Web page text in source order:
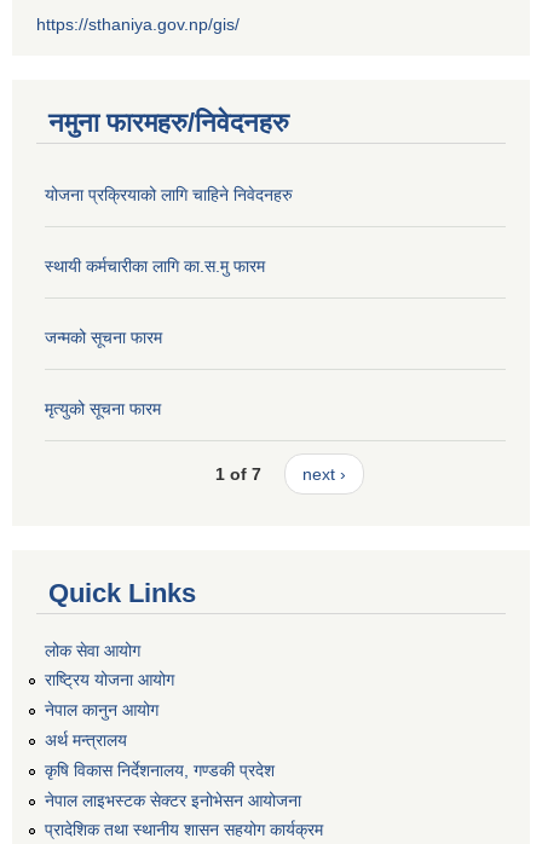
https://sthaniya.gov.np/gis/
नमुना फारमहरु/निवेदनहरु
योजना प्रक्रियाको लागि चाहिने निवेदनहरु
स्थायी कर्मचारीका लागि का.स.मु फारम
जन्मको सूचना फारम
मृत्युको सूचना फारम
1 of 7 next ›
Quick Links
लोक सेवा आयोग
राष्ट्रिय योजना आयोग
नेपाल कानुन आयोग
अर्थ मन्त्रालय
कृषि विकास निर्देशनालय, गण्डकी प्रदेश
नेपाल लाइभस्टक सेक्टर इनोभेसन आयोजना
प्रादेशिक तथा स्थानीय शासन सहयोग कार्यक्रम